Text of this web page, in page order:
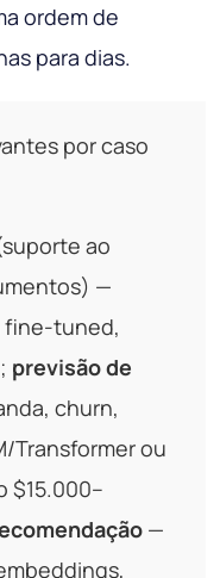
ordem de
para dias.
por caso
ao
—
fine-tuned,
previsão de
churn,
Transformer ou
$15.000–
—